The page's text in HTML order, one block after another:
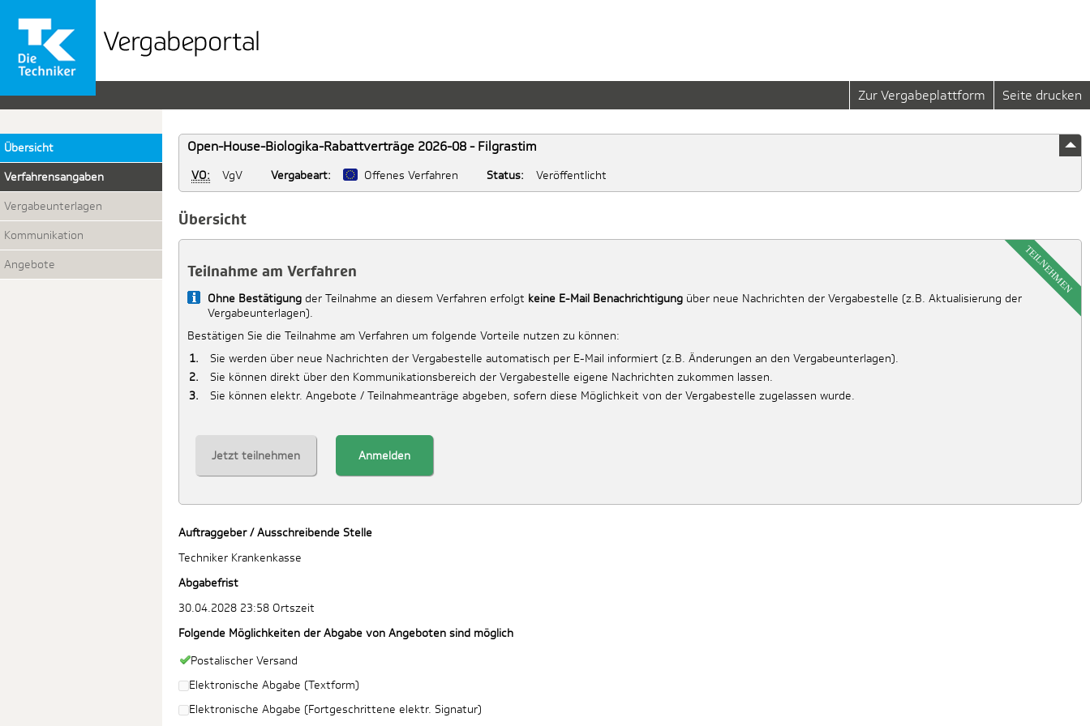
Vergabeportal
der
TK
Zur Vergabeplattform Seite drucken
Übersicht
Verfahrensangaben
Vergabeunterlagen
Kommunikation
Angebote
Open-House-Biologika-Rabattverträge 2026-08 - Filgrastim
VO: VgV Vergabeart: Offenes Verfahren Status: Veröffentlicht
Übersicht
TEILNEHMEN
Teilnahme am Verfahren
Info
Ohne Bestätigung der Teilnahme an diesem Verfahren erfolgt keine E-Mail Benachrichtigung über neue Nachrichten der Vergabestelle (z.B. Aktualisierung der
Vergabeunterlagen).
Bestätigen Sie die Teilnahme am Verfahren um folgende Vorteile nutzen zu können:
Sie werden über neue Nachrichten der Vergabestelle automatisch per E-Mail informiert (z.B. Änderungen an den Vergabeunterlagen).
Sie können direkt über den Kommunikationsbereich der Vergabestelle eigene Nachrichten zukommen lassen.
Sie können elektr. Angebote / Teilnahmeanträge abgeben, sofern diese Möglichkeit von der Vergabestelle zugelassen wurde.
Jetzt teilnehmen Anmelden
Auftraggeber / Ausschreibende Stelle
Techniker Krankenkasse
Abgabefrist
30.04.2028 23:58 Ortszeit
Folgende Möglichkeiten der Abgabe von Angeboten sind möglich
Postalischer Versand
Elektronische Abgabe (Textform)
Elektronische Abgabe (Fortgeschrittene elektr. Signatur)